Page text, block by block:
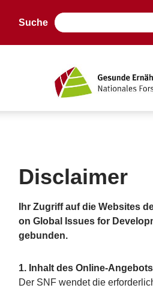
Suche
Disclaimer
Ihr Zugriff auf die Websites
on Global Issues for
gebunden.
​1. Inhalt des Online-Angebots
Der SNF wendet die